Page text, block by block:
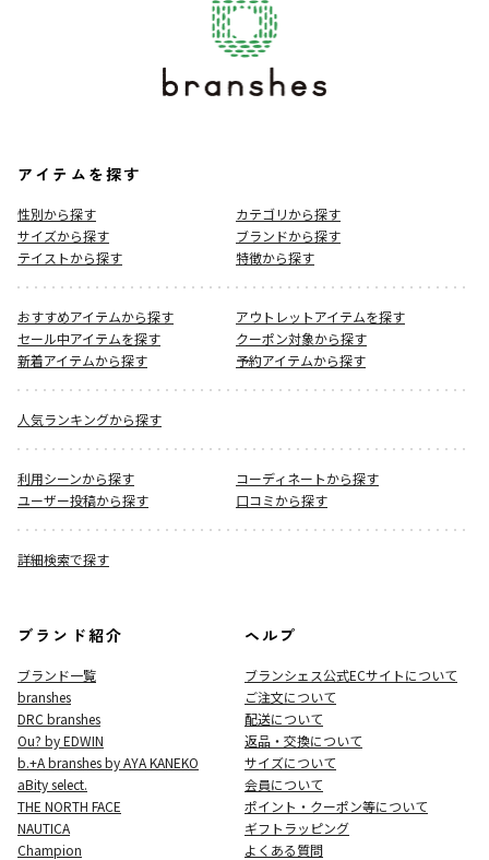
アイテムを探す
性別から探す
カテゴリから探す
サイズから探す
ブランドから探す
テイストから探す
特徴から探す
おすすめアイテムから探す
アウトレットアイテムを探す
セール中アイテムを探す
クーポン対象から探す
新着アイテムから探す
予約アイテムから探す
人気ランキングから探す
利用シーンから探す
コーディネートから探す
ユーザー投稿から探す
口コミから探す
詳細検索で探す
ブランド紹介
ブランド一覧
branshes
DRC branshes
Ou? by EDWIN
b.+A branshes by AYA KANEKO
aBity select.
THE NORTH FACE
NAUTICA
Champion
ヘルプ
ブランシェス公式ECサイトについて
ご注文について
配送について
返品・交換について
サイズについて
会員について
ポイント・クーポン等について
ギフトラッピング
よくある質問